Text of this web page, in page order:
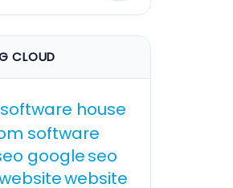
CLOUD
software house
software
googleseo
website